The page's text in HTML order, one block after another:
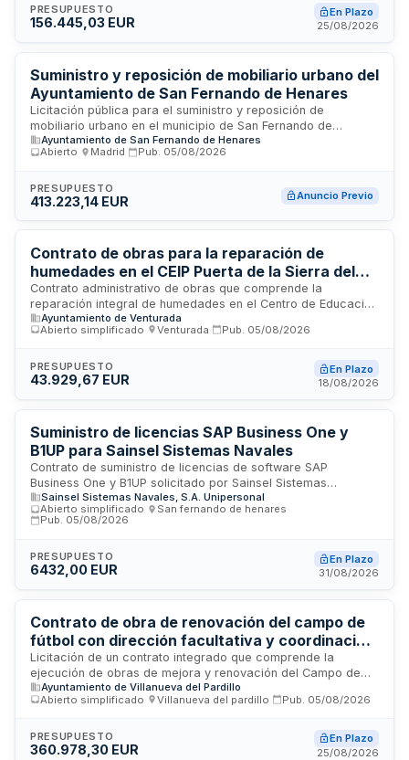
la correcta ejecución técnica de todas las fases. La
dirección facultativa de las obras corre a cargo del
bajo sistema de precio a tanto alzado conforme al
presupuesto detallado y mediciones establecidas en la
documentación técnica del proyecto.
PRESUPUESTO
156.445,03 EUR
En Plazo
25/08/2026
Suministro y reposición de mobiliario urbano del
Ayuntamiento de San Fernando de Henares
Licitación pública para el suministro y reposición de
mobiliario urbano en el municipio de San Fernando de
Henares. La Junta de Gobierno Local del Ayuntamiento
contrata la provisión de elementos de mobiliario destinados
mantenimiento. El objeto comprende la adquisición de
diversos componentes de equipamiento urbano necesarios
municipal. La inversión presupuestada alcanza más de
cuatrocientos mil euros.
Ayuntamiento de San Fernando de Henares
Abierto
Madrid Pub. 05/08/2026
PRESUPUESTO
413.223,14 EUR Anuncio Previo
Contrato de obras para la reparación de
humedades en el CEIP Puerta de la Sierra del
Ayuntamiento de Venturada (Madrid)
Contrato administrativo de obras que comprende la
reparación integral de humedades en el Centro de Educación
Infantil y Primaria Puerta de la Sierra, ubicado en Venturada,
Madrid. Las actuaciones incluyen impermeabilización interior
reposiciones necesarias, ejecución de zanja drenante
perimetral, saneados, revestimientos y acabados, así como
demolición derivados de la ejecución de las obras.
Ayuntamiento de Venturada
Abierto simplificado
Venturada Pub. 05/08/2026
PRESUPUESTO
43.929,67 EUR
En Plazo
18/08/2026
Suministro de licencias SAP Business One y
B1UP para Sainsel Sistemas Navales
Contrato de suministro de licencias de software SAP
Business One y B1UP solicitado por Sainsel Sistemas
Navales, empresa especializada en ingeniería para defensa
y seguridad. El suministro tiene como finalidad ampliar la
capacidad de gestión empresarial y dotar de herramientas
desarrollo de sus actividades diarias. La duración del
contrato es de un año, adjudicándose a la oferta con mejor
Sainsel Sistemas Navales, S.A. Unipersonal
Abierto simplificado
San fernando de henares
Pub. 05/08/2026
PRESUPUESTO
6432,00 EUR
En Plazo
31/08/2026
Contrato de obra de renovación del campo de
fútbol con dirección facultativa y coordinación
de seguridad y salud - Ayuntamiento de Villa
Verde del Pardillo
Licitación de un contrato integrado que comprende la
ejecución de obras de mejora y renovación del Campo de
Fútbol Municipal Juan Manuel Angelina, junto con los
servicios profesionales de dirección facultativa y
contrato persigue garantizar la calidad constructiva, el
cumplimiento de plazos y la seguridad en la ejecución de las
Ayuntamiento de Villanueva del Pardillo
Abierto simplificado
Villanueva del pardillo Pub. 05/08/2026
PRESUPUESTO
360.978,30 EUR
En Plazo
25/08/2026